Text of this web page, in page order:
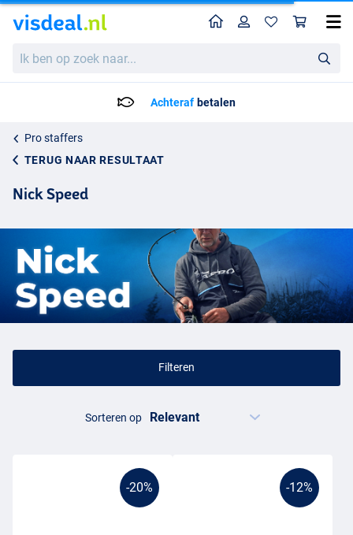
ben
HomeProfiel
Voor 23:59 Besteld = Morgen in huis!*
Pro staffers
TERUG NAAR RESULTAAT
Nick Speed
Filteren
Sorteren op
-20% -12%